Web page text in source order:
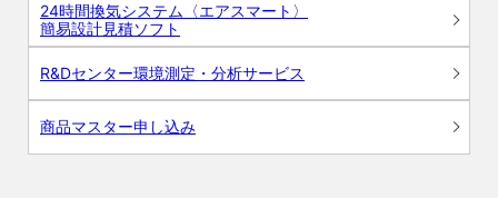
24時間換気システム〈エアスマート〉
簡易設計見積ソフト
R&Dセンター環境測定・分析サービス
商品マスター申し込み